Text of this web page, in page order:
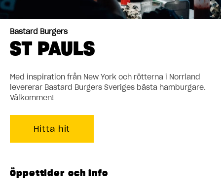
Bastard Burgers
ST PAULS
Med inspiration från New York och rötterna i Norrland
levererar Bastard Burgers Sveriges bästa hamburgare.
Välkommen!
Hitta hit
Öppettider och info